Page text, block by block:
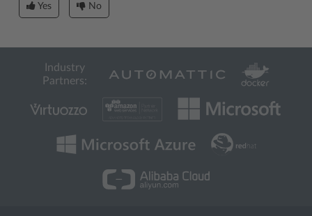
Yes No
Industry
Partners: